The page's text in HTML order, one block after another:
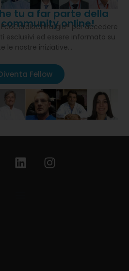
tu a far parte della
online!
per accedere
esclusivi ed essere informato su
le nostre iniziative…
Fellow